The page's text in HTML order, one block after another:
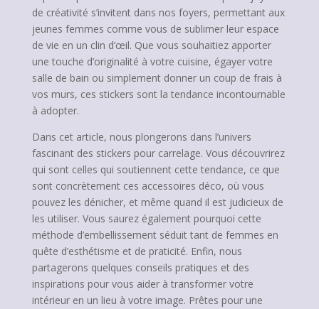
de créativité s’invitent dans nos foyers, permettant aux
jeunes femmes comme vous de sublimer leur espace
de vie en un clin d’œil. Que vous souhaitiez apporter
une touche d’originalité à votre cuisine, égayer votre
salle de bain ou simplement donner un coup de frais à
vos murs, ces stickers sont la tendance incontournable
à adopter.
Dans cet article, nous plongerons dans l’univers
fascinant des stickers pour carrelage. Vous découvrirez
qui sont celles qui soutiennent cette tendance, ce que
sont concrètement ces accessoires déco, où vous
pouvez les dénicher, et même quand il est judicieux de
les utiliser. Vous saurez également pourquoi cette
méthode d’embellissement séduit tant de femmes en
quête d’esthétisme et de praticité. Enfin, nous
partagerons quelques conseils pratiques et des
inspirations pour vous aider à transformer votre
intérieur en un lieu à votre image. Prêtes pour une